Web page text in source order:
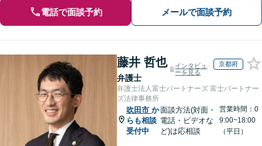
電話で面談予約 メールで面談予約
藤井 哲也
弁護士
インタビュ
ーを見る
京都府
弁護士法人富士パートナーズ 富士パートナー
ズ法律事務所
吹田市 か
らも相談
受付中
面談方法(対面・
電話・ビデオな
ど)は応相談
営業時間：0
9:00~18:00
（平日）